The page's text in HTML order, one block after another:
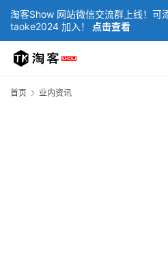
淘客Show 网站微信交流群上线！可
taoke2024 加入！
点击查看
首页 业内资讯